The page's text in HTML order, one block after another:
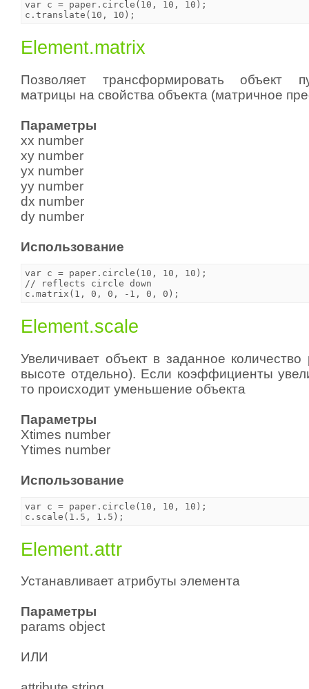
var c = paper.circle(10, 10, 10);
Element.matrix
Позволяет трансформировать объект
матрицы на свойства объекта (матричное
Параметры
xx number
xy number
yx number
yy number
dx number
dy number
Использование
var c = paper.circle(10, 10, 10);
// reflects circle down
Element.scale
Увеличивает объект в заданное
высоте отдельно). Если коэффициенты
то происходит уменьшение объекта
Параметры
Xtimes number
Ytimes number
Использование
var c = paper.circle(10, 10, 10);
Element.attr
Устанавливает атрибуты элемента
Параметры
params object
ИЛИ